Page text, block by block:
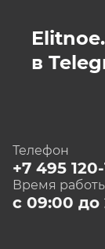
в
Телефон
+7 495 120-
Время
с 09:00 до